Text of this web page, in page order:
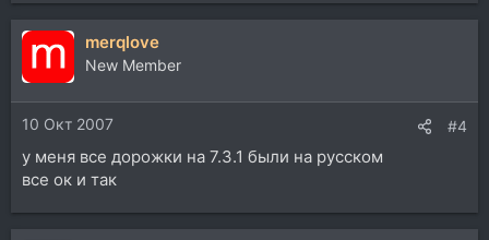
merqlove
New Member
10 Окт 2007 #4
у меня все дорожки на 7.3.1 были на русском
все ок и так